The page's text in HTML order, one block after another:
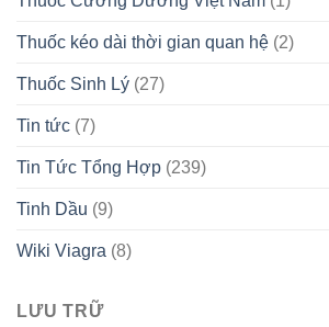
Thuốc kéo dài thời gian quan hệ (2)
Thuốc Sinh Lý (27)
Tin tức (7)
Tin Tức Tổng Hợp (239)
Tinh Dầu (9)
Wiki Viagra (8)
LƯU TRỮ